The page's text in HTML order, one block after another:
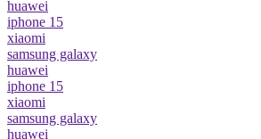
huawei
iphone 15
xiaomi
samsung galaxy
huawei
iphone 15
xiaomi
samsung galaxy
huawei